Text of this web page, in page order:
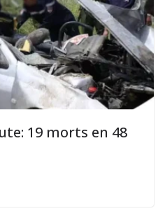
19 morts en 48